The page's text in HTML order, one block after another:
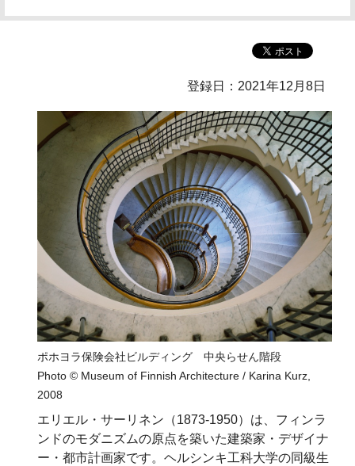
登録日：2021年12月8日
ポホヨラ保険会社ビルディング 中央らせん階段
Photo © Museum of Finnish Architecture / Karina Kurz,
2008
エリエル・サーリネン（1873-1950）は、フィンラ
ンドのモダニズムの原点を築いた建築家・デザイナ
ー・都市計画家です。ヘルシンキ工科大学の同級生